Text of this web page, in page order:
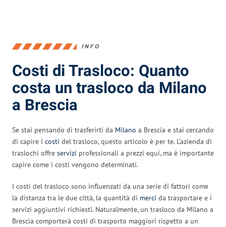
INFO
Costi di Trasloco: Quanto
costa un trasloco da Milano
a Brescia
Se stai pensando di trasferirti da Milano a Brescia e stai cercando
di capire i costi del trasloco, questo articolo è per te. L’azienda di
traslochi offre servizi professionali a prezzi equi, ma è importante
capire come i costi vengono determinati.
I costi del trasloco sono influenzati da una serie di fattori come
la distanza tra le due città, la quantità di merci da trasportare e i
servizi aggiuntivi richiesti. Naturalmente, un trasloco da Milano a
Brescia comporterà costi di trasporto maggiori rispetto a un